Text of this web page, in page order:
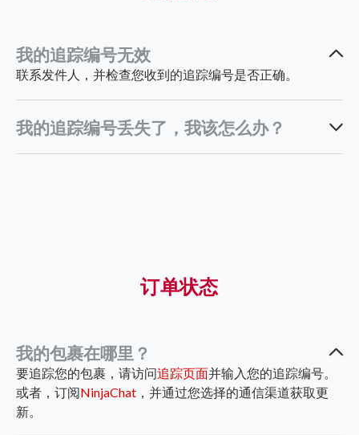
我的追踪编号无效
联系发件人，并检查您收到的追踪编号是否正确。
我的追踪编号丢失了，我该怎么办？
订单状态
我的包裹在哪里？
要追踪您的包裹，请访问追踪页面并输入您的追踪编号。
或者，订阅NinjaChat ，并通过您选择的通信渠道获取更
新。